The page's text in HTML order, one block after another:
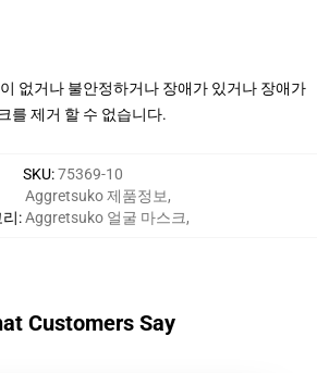
없거나 불안정하거나 장애가 있거나 장애가
를 제거 할 수 없습니다.
SKU:75369-10
:
Aggretsuko 제품정보,
Aggretsuko 얼굴 마스크,
Customers Say